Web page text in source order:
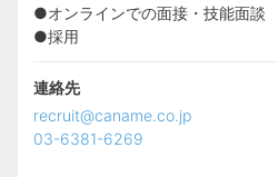
●オンラインでの面接・技能面談
●採用
連絡先
recruit@caname.co.jp
03-6381-6269